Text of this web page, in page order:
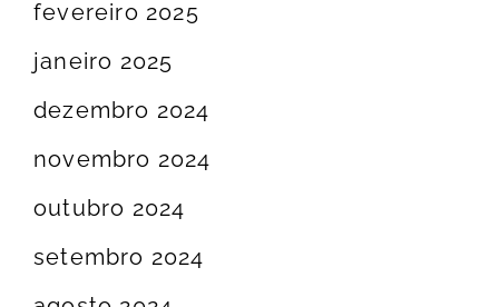
fevereiro 2025
janeiro 2025
dezembro 2024
novembro 2024
outubro 2024
setembro 2024